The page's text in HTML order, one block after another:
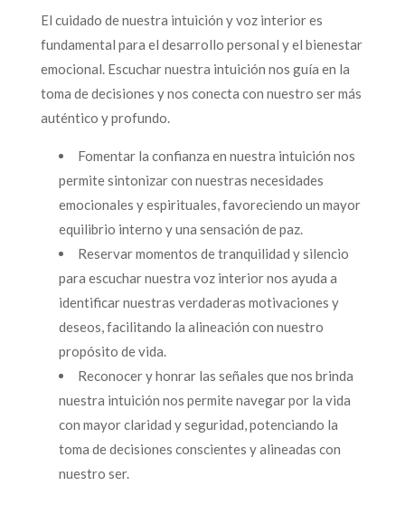
El cuidado de nuestra intuición y voz interior es
fundamental para el desarrollo personal y el bienestar
emocional. Escuchar nuestra intuición nos guía en la
toma de decisiones y nos conecta con nuestro ser más
auténtico y profundo.
Fomentar la confianza en nuestra intuición nos
permite sintonizar con nuestras necesidades
emocionales y espirituales, favoreciendo un mayor
equilibrio interno y una sensación de paz.
Reservar momentos de tranquilidad y silencio
para escuchar nuestra voz interior nos ayuda a
identificar nuestras verdaderas motivaciones y
deseos, facilitando la alineación con nuestro
propósito de vida.
Reconocer y honrar las señales que nos brinda
nuestra intuición nos permite navegar por la vida
con mayor claridad y seguridad, potenciando la
toma de decisiones conscientes y alineadas con
nuestro ser.